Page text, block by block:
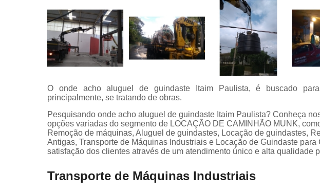
O onde acho aluguel de guindaste Itaim Paulista, é buscado
principalmente, se tratando de obras.
Pesquisando onde acho aluguel de guindaste Itaim Paulista? Conheça
opções variadas do segmento de LOCAÇÃO DE CAMINHÃO MUNK,
Remoção de máquinas, Aluguel de guindastes, Locação de guindastes,
Antigas, Transporte de Máquinas Industriais e Locação de Guindaste
satisfação dos clientes através de um atendimento único e alta qualidade
Transporte de Máquinas Industriais